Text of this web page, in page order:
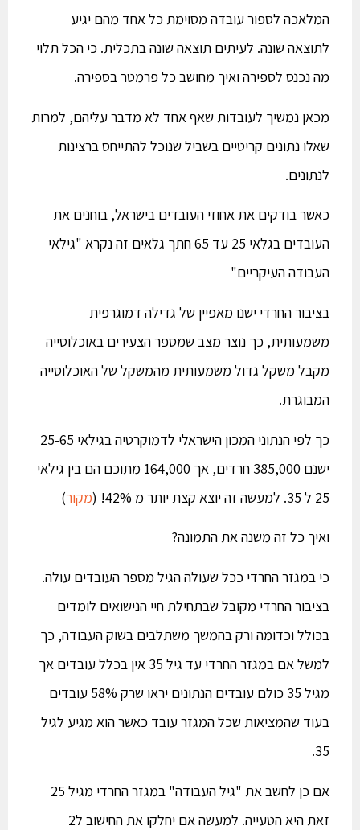
המלאכה לספור עובדה מסוימת כל אחד מהם יגיע
לתוצאה שונה. לעיתים תוצאה שונה בתכלית. כי הכל תלוי
מה נכנס לספירה ואיך מחושב כל פרמטר בספירה.
מכאן נמשיך לעובדות שאף אחד לא מדבר עליהם, למרות
שאלו נתונים קריטיים בשביל שנוכל להתייחס ברצינות
לנתונים.
כאשר בודקים את אחוזי העובדים בישראל, בוחנים את
העובדים בגלאי 25 עד 65 חתך גלאים זה נקרא "גילאי
העבודה העיקריים"
בציבור החרדי ישנו מאפיין של גדילה דמוגרפית
משמעותית, כך נוצר מצב שמספר הצעירים באוכלוסייה
מקבל משקל גדול משמעותית מהמשקל של האוכלוסייה
המבוגרת.
כך לפי הנתוני המכון הישראלי לדמוקרטיה בגילאי 25-65
ישנם 385,000 חרדים, אך 164,000 מתוכם הם בין גילאי
25 ל 35. למעשה זה יוצא קצת יותר מ 42%! (
מקור)
ואיך כל זה משנה את התמונה?
כי במגזר החרדי ככל שעולה הגיל מספר העובדים עולה.
בציבור החרדי מקובל שבתחילת חיי הנישואים לומדים
בכולל וכדומה ורק בהמשך משתלבים בשוק העבודה, כך
למשל אם במגזר החרדי עד גיל 35 אין בכלל עובדים אך
מגיל 35 כולם עובדים הנתונים יראו שרק 58% עובדים
בעוד שהמציאות שכל המגזר עובד כאשר הוא מגיע לגיל
35.
אם כן לחשב את "גיל העבודה" במגזר החרדי מגיל 25
זאת היא הטעייה. למעשה אם יחלקו את החישוב ל2